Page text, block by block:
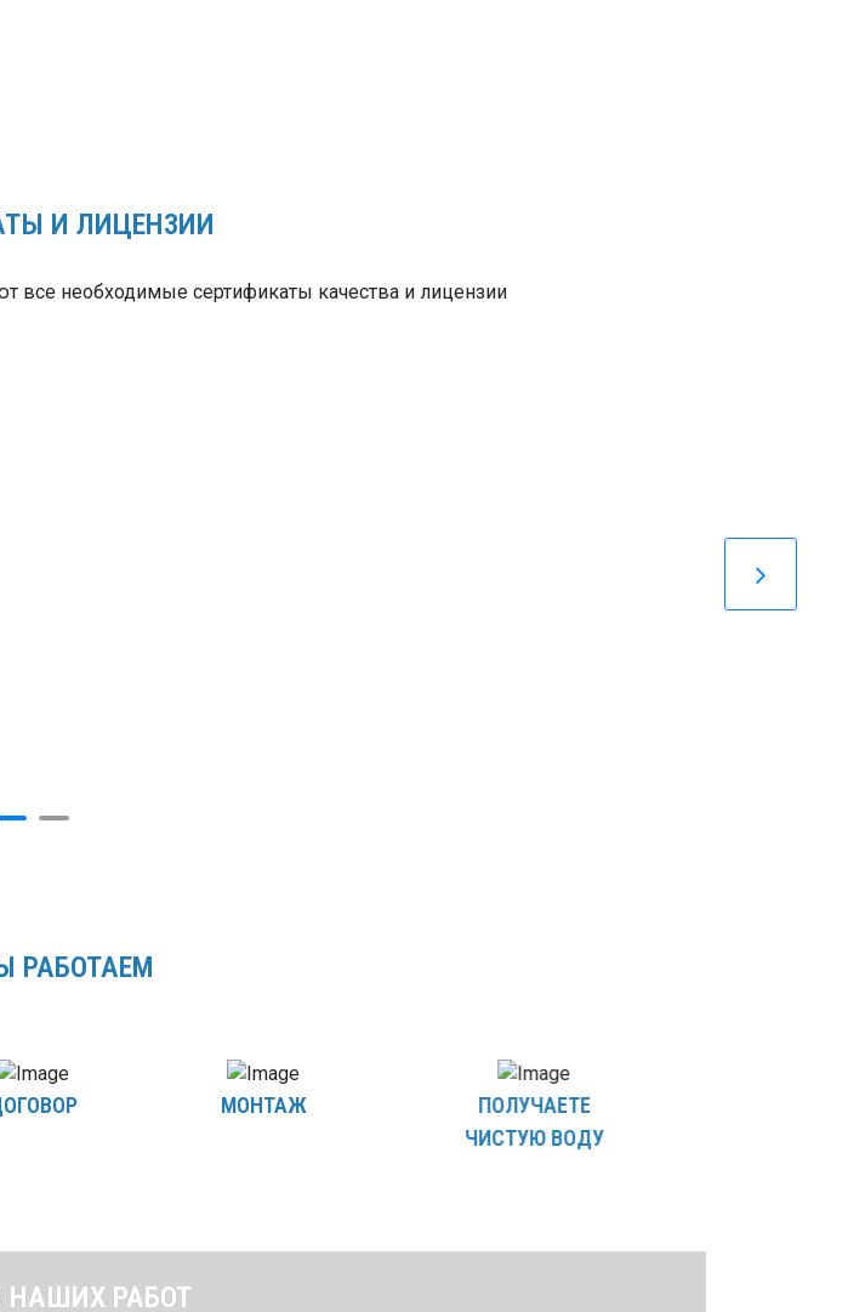
И ЛИЦЕНЗИИ
все необходимые сертификаты качества и лицензии
РАБОТАЕМ
МОНТАЖ
ПОЛУЧАЕТЕ
ЧИСТУЮ ВОДУ
РАБОТ